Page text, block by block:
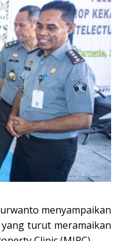
menyampaikan
turut meramaikan